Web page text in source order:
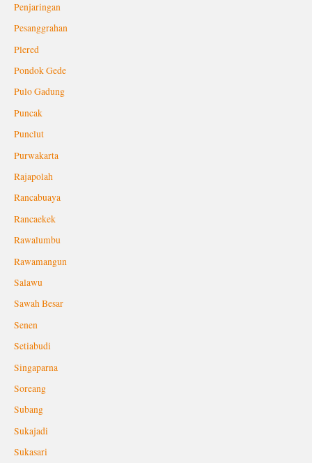
Penjaringan
Pesanggrahan
Plered
Pondok Gede
Pulo Gadung
Puncak
Punclut
Purwakarta
Rajapolah
Rancabuaya
Rancaekek
Rawalumbu
Rawamangun
Salawu
Sawah Besar
Senen
Setiabudi
Singaparna
Soreang
Subang
Sukajadi
Sukasari